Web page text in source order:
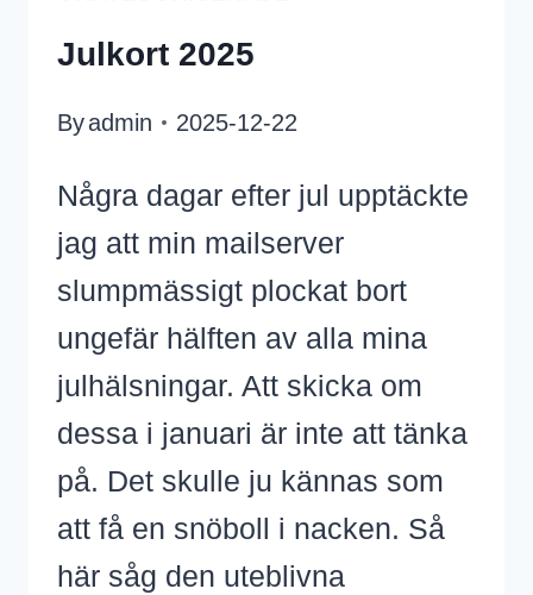
Julkort 2025
Byadmin 2025-12-22
Några dagar efter jul upptäckte
jag att min mailserver
slumpmässigt plockat bort
ungefär hälften av alla mina
julhälsningar. Att skicka om
dessa i januari är inte att tänka
på. Det skulle ju kännas som
att få en snöboll i nacken. Så
här såg den uteblivna